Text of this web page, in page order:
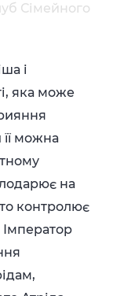
Сімейного
і
яка може
можна
на
контролює